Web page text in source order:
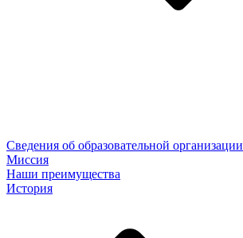
Сведения об образовательной организации
Миссия
Наши преимущества
История